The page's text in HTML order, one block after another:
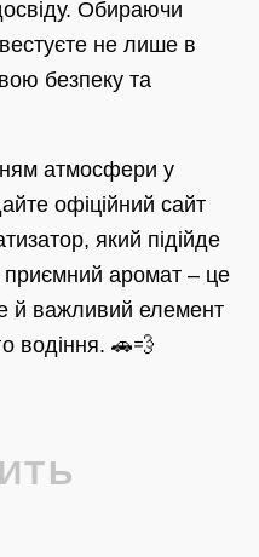
Обираючи
не лише в
безпеку та
атмосфери у
офіційний сайт
який підійде
аромат – це
й важливий елемент
водіння. 🚗💨